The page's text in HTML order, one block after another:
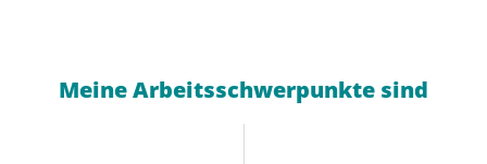
Meine Arbeitsschwerpunkte sind